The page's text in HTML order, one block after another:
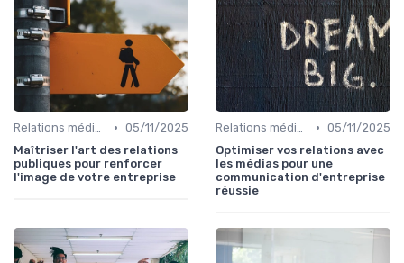
Relations médias & presse • 05/11/2025
Maîtriser l'art des relations
publiques pour renforcer
l'image de votre entreprise
Relations médias & presse • 05/11/2025
Optimiser vos relations avec
les médias pour une
communication d'entreprise
réussie